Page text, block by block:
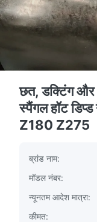
छत, डक्टिंग और
स्पैंगल हॉट
Z180 Z275
ब्रांड नाम:
मॉडल नंबर:
न्यूनतम आदेश मात्रा:
कीमत: